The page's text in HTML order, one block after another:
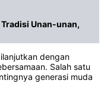
Unan-unan,
dengan
Salah satu
generasi muda